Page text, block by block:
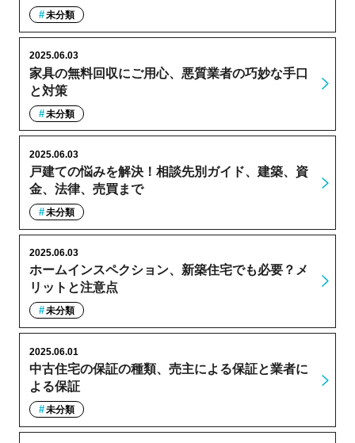
未分類
家具の無料回収にご用心、悪質業者の巧妙な手口
と対策
2025.06.03
未分類
戸建ての悩みを解決！相談先別ガイド、建築、資
金、法律、売買まで
2025.06.03
未分類
ホームインスペクション、新築住宅でも必要？メ
リットと注意点
2025.06.03
未分類
中古住宅の保証の種類、売主による保証と業者に
よる保証
2025.06.01
未分類